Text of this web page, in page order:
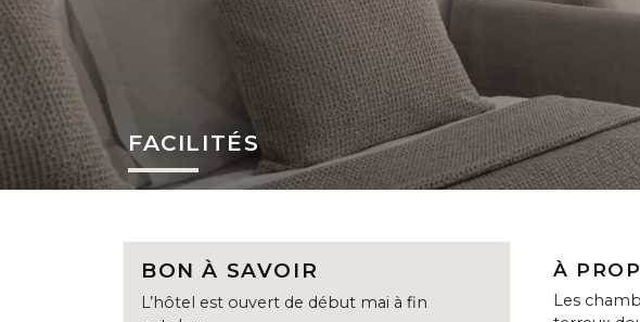
FACILITÉS
BON À SAVOIR
L’hôtel est ouvert de début mai à fin
À
Les